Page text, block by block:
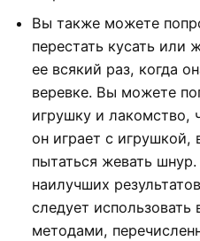
Вы также можете
перестать кусать или
ее всякий раз, когда
веревке. Вы можете
игрушку и лакомство,
он играет с игрушкой,
пытаться жевать
наилучших
следует использовать
методами,